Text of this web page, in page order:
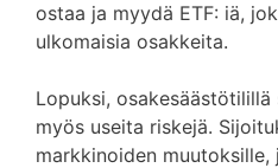
ostaa ja myydä ETF: iä,
ulkomaisia ​​osakkeita.
Lopuksi,
myös useita riskejä.
markkinoiden